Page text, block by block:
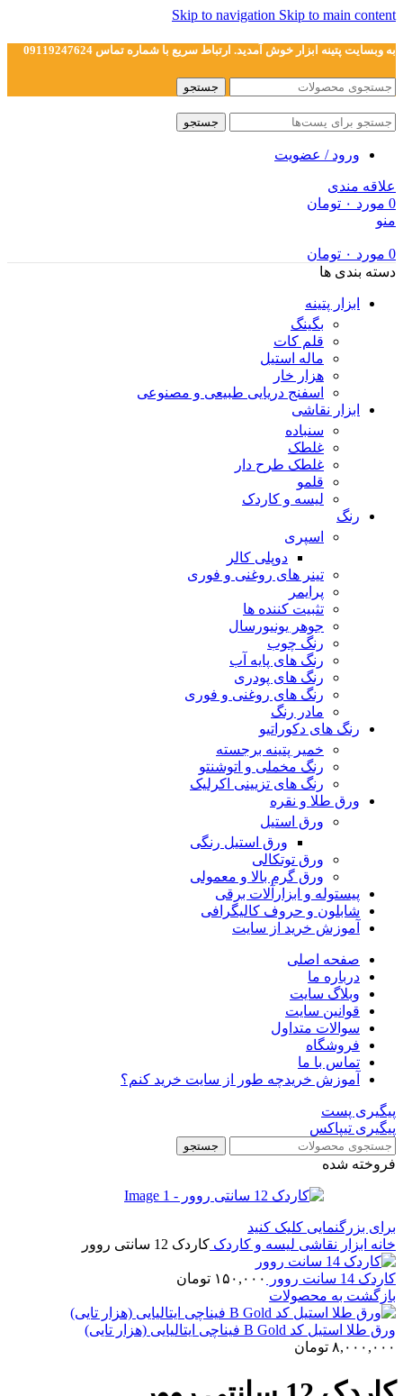
Skip to navigation Skip to main content
به وبسایت پتینه ابزار خوش آمدید. ارتباط سریع با شماره تماس 09119247624
جستجو
جستجو
ورود / عضویت
علاقه مندی
0 مورد ۰ تومان
منو
0 مورد ۰ تومان
دسته بندی ها
ابزار پتینه
بگینگ
قلم کات
ماله استیل
هزار خار
اسفنج دریایی طبیعی و مصنوعی
ابزار نقاشی
سنباده
غلطک
غلطک طرح دار
قلمو
لیسه و کاردک
رنگ
اسپری
دوپلی کالر
تینر های روغنی و فوری
پرایمر
تثبیت کننده ها
جوهر یونیورسال
رنگ چوب
رنگ‌ های پایه آب
رنگ های پودری
رنگ‌ های روغنی و فوری
مادر رنگ
رنگ های دکوراتیو
خمیر پتینه برجسته
رنگ مخملی و اتوشنتو
رنگ های تزیینی اکرلیک
ورق طلا و نقره
ورق استیل
ورق استیل رنگی
ورق توتکالی
ورق گرم بالا و معمولی
پیستوله و ابزارآلات برقی
شابلون و حروف کالیگرافی
آموزش خرید از سایت
صفحه اصلی
درباره ما
وبلاگ سایت
قوانین سایت
سوالات متداول
فروشگاه
تماس با ما
آموزش خریدچه طور از سایت خرید کنم؟
پیگیری پست
پیگیری تیپاکس
جستجو
فروخته شده
برای بزرگنمایی کلیک کنید
خانه ابزار نقاشی لیسه و کاردک کاردک 12 سانتی روور
کاردک 14 سانت روور ۱۵۰,۰۰۰ تومان
بازگشت به محصولات
ورق طلا استیل کد B Gold فیناچی ایتالیایی (هزار تایی)
۸,۰۰۰,۰۰۰ تومان